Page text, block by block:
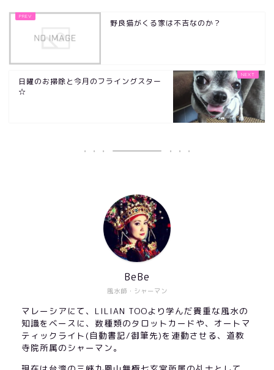
野良猫がくる家は不吉なのか？
日曜のお掃除と今月のフライングスター
☆
風水師・シャーマン
BeBe
マレーシアにて、LILIAN TOOより学んだ貴重な風水の
知識をベースに、数種類のタロットカードや、オートマ
ティックライト(自動書記/御筆先)を連動させる、道教
寺院所属のシャーマン。